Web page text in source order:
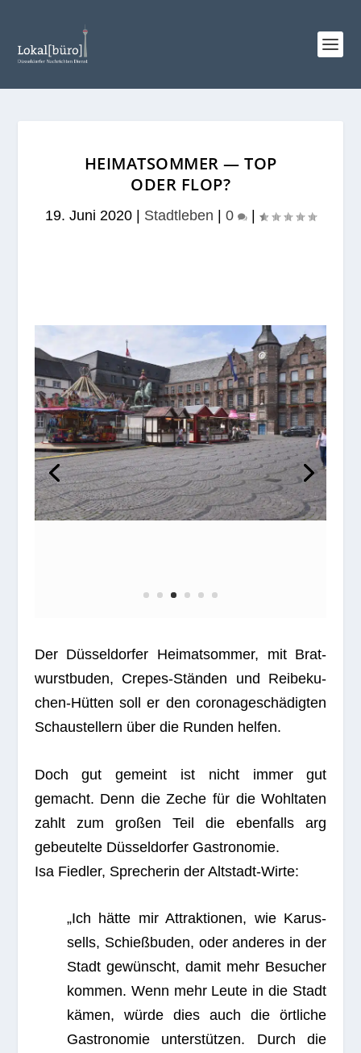
HEIMATSOMMER — TOP
ODER FLOP?
19. Juni 2020 Stadtleben 0
Doch gut gemeint ist nicht immer gut
gemacht. Denn die Zeche für die Wohl­ta­ten
zahlt zum gro­ßen Teil die eben­falls arg
Isa Fied­ler, Spre­che­rin der Altstadt-Wirte:
„Ich hätte mir Attrak­tio­nen, wie Karus­
sells, Schieß­bu­den, oder ande­res in der
Stadt gewünscht, damit mehr Besu­cher
kämen, würde dies auch die ört­li­che
Gas­tro­no­mie unter­stüt­zen. Durch die
vie­len Imbiss­bu­den ohne zusätz­li­che
Besu­cher wird die ört­li­che Gas­tro­no­mie
aber geschwächt.“